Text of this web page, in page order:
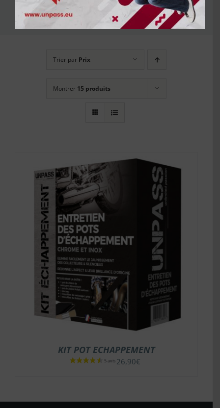
essence
Trier par Prix
Montrer 15 produits
KIT POT ECHAPPEMENT
26,90€